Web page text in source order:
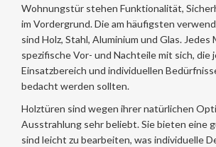
Wohnungstür stehen Funktionalität,
im Vordergrund. Die am häufigsten
sind Holz, Stahl, Aluminium und Glas.
spezifische Vor- und Nachteile mit sich, die
Einsatzbereich und individuellen
bedacht werden sollten.
Holztüren sind wegen ihrer natürlichen
Ausstrahlung sehr beliebt. Sie bieten eine
sind leicht zu bearbeiten, was individuelle